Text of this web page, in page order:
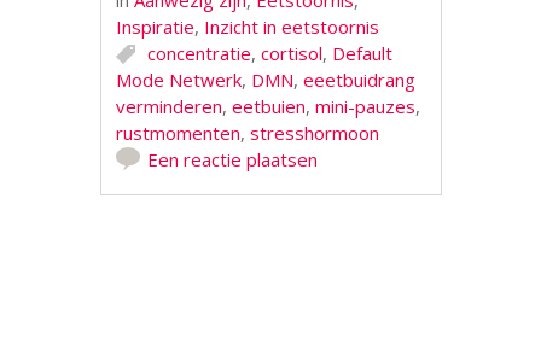
Inspiratie, Inzicht in eetstoornis
concentratie,cortisol, Default
Mode Netwerk, DMN,eeetbuidrang
verminderen,eetbuien,mini-pauzes,
rustmomenten,stresshormoon
Een reactie plaatsen